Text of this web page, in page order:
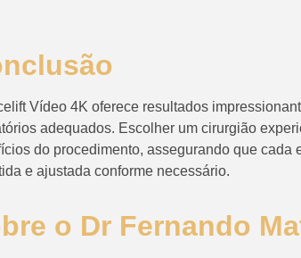
Vídeo 4K oferece resultados
adequados. Escolher um cirurgião
do procedimento, assegurando que
e ajustada conforme necessário.
o Dr Fernando